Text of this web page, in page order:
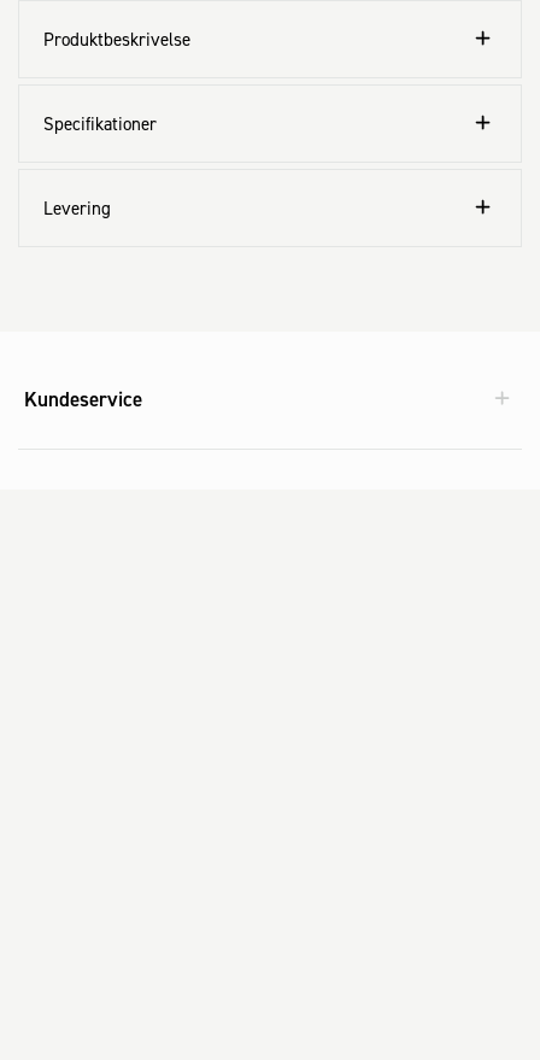
Produktbeskrivelse
Specifikationer
Levering
Kundeservice